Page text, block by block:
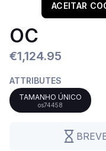
OASE
OC
€1,124.95
ATTRIBUTES
TAMANHO ÚNICO
os74458
ACEITAR